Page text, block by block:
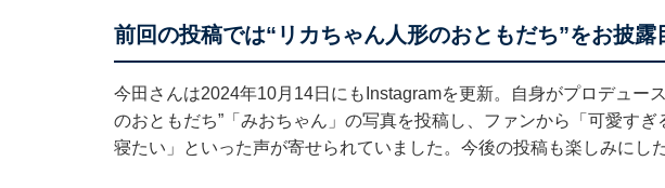
前回の投稿では“リカちゃん人形のおともだち”をお披露
今田さんは2024年10月14日にもInstagramを更新。自身がプロデュー
のおともだち”「みおちゃん」の写真を投稿し、ファンから「可愛す
寝たい」といった声が寄せられていました。今後の投稿も楽しみにし